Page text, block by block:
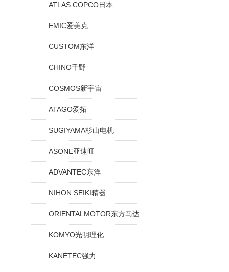
ATLAS COPCO日本
EMIC爱美克
CUSTOM东洋
CHINO千野
COSMOS新宇宙
ATAGO爱拓
SUGIYAMA杉山电机
ASONE亚速旺
ADVANTEC东洋
NIHON SEIKI精器
ORIENTALMOTOR东方马达
KOMYO光明理化
KANETEC强力